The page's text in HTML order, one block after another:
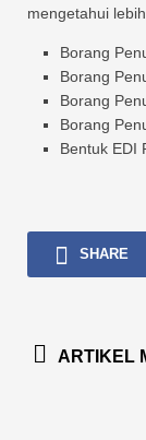
mengetahui
Borang
Borang
Borang
Borang
Bentuk EDI
SHARE
ARTIKEL